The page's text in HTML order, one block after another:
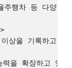
차 등 다양한
상을 기록하고
을 확장하고 있